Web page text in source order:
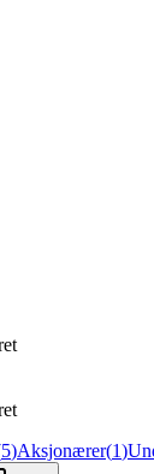
5)Aksjonærer(1)